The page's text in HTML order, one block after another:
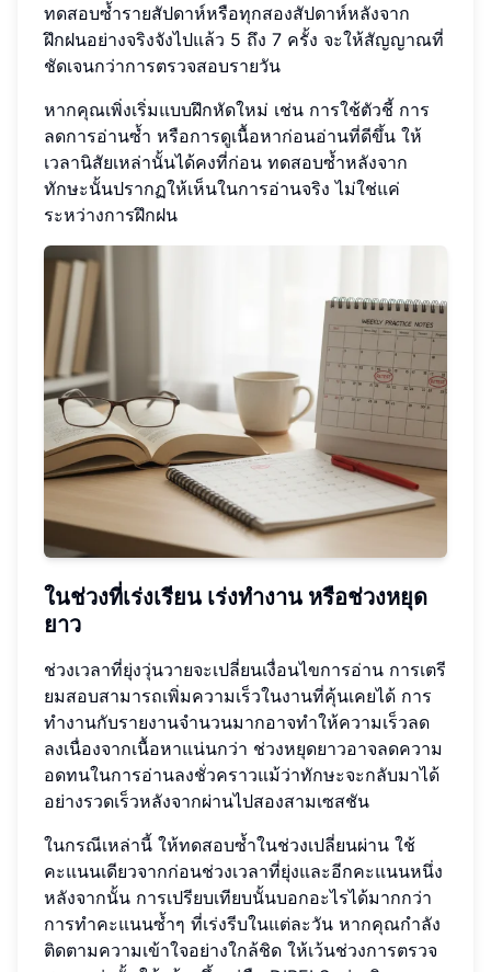
ทดสอบซ้ำรายสัปดาห์หรือทุกสองสัปดาห์หลังจาก
ฝึกฝนอย่างจริงจังไปแล้ว 5 ถึง 7 ครั้ง จะให้สัญญาณที่
ชัดเจนกว่าการตรวจสอบรายวัน
หากคุณเพิ่งเริ่มแบบฝึกหัดใหม่ เช่น การใช้ตัวชี้ การ
ลดการอ่านซ้ำ หรือการดูเนื้อหาก่อนอ่านที่ดีขึ้น ให้
เวลานิสัยเหล่านั้นได้คงที่ก่อน ทดสอบซ้ำหลังจาก
ทักษะนั้นปรากฏให้เห็นในการอ่านจริง ไม่ใช่แค่
ระหว่างการฝึกฝน
ในช่วงที่เร่งเรียน เร่งทำงาน หรือช่วงหยุด
ยาว
ช่วงเวลาที่ยุ่งวุ่นวายจะเปลี่ยนเงื่อนไขการอ่าน การเตรี
ยมสอบสามารถเพิ่มความเร็วในงานที่คุ้นเคยได้ การ
ทำงานกับรายงานจำนวนมากอาจทำให้ความเร็วลด
ลงเนื่องจากเนื้อหาแน่นกว่า ช่วงหยุดยาวอาจลดความ
อดทนในการอ่านลงชั่วคราวแม้ว่าทักษะจะกลับมาได้
อย่างรวดเร็วหลังจากผ่านไปสองสามเซสชัน
ในกรณีเหล่านี้ ให้ทดสอบซ้ำในช่วงเปลี่ยนผ่าน ใช้
คะแนนเดียวจากก่อนช่วงเวลาที่ยุ่งและอีกคะแนนหนึ่ง
หลังจากนั้น การเปรียบเทียบนั้นบอกอะไรได้มากกว่า
การทำคะแนนซ้ำๆ ที่เร่งรีบในแต่ละวัน หากคุณกำลัง
ติดตามความเข้าใจอย่างใกล้ชิด ให้เว้นช่วงการตรวจ